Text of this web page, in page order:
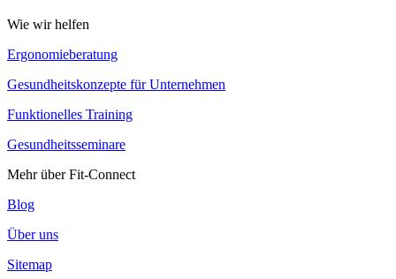
Wie wir helfen
Ergonomieberatung
Gesundheitskonzepte für Unternehmen
Funktionelles Training
Gesundheitsseminare
Mehr über Fit-Connect
Blog
Über uns
Sitemap